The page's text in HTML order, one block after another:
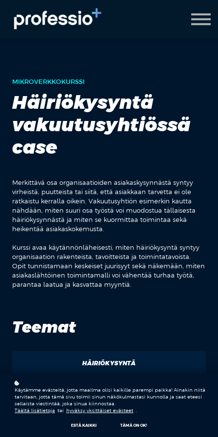
AI Coach
Pyydä demo
MIKROVERKKOKURSSI
Häiriökysyntä
vakuutusyhtiössä
case
Merkittävä osa organisaatioiden asiakaskysynnästä syntyy
virheistä, puutteista tai siitä, että asiakkaan tarvetta ei ole
ratkaistu kerralla oikein. Vakuutusyhtiön esimerkin kautta
nähdään, miten suuri osa työstä voi muodostua tällaisesta
häiriökysynnästä ja miten se kuormittaa toimintaa sekä
heikentää asiakaskokemusta.
Kurssi avaa käytännönläheisesti, miten häiriökysyntä syntyy
organisaation rakenteista, tavoitteista ja toimintatavoista.
Opit tunnistamaan keskeiset juurisyyt sekä näkemään, miten
asiakaslähtöinen toimintamalli voi vähentää turhaa työtä,
parantaa laatua ja kasvattaa myyntiä.
Teemat
HÄIRIÖKYSYNTÄ
ASIAKASKOKEMUS
VAIKUTTAVUUS
Käytämme evästeitä, jotta maailma olisi kaikille parempi paikka! Ainakin niitä
tarvitaan, jotta tämä sivu toimii sinun näkökulmastasi kunnolla ja saat eteesi
sellaista viestintää, joka sinua kiinnostaa.
Täältä lisätietoja tai hyväksy yksittäiset evästeet
ESTÄ KAIKKI TÄMÄ ON OK!